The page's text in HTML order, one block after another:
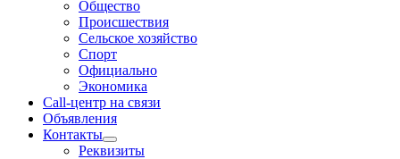
Общество
Происшествия
Сельское хозяйство
Спорт
Официально
Экономика
Call-центр на связи
Объявления
Контакты
Реквизиты